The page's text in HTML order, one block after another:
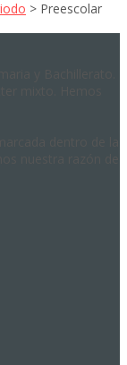
> Preescolar